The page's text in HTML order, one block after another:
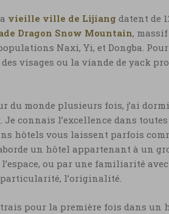
vieille ville de Lijiang datent de
Dragon Snow Mountain,
Naxi, Yi, et Dongba.
visages ou la viande de yack
du monde plusieurs fois, j’ai
connais l’excellence dans
hôtels vous laissent parfois
un hôtel appartenant à un
ou par une familiarité
l’originalité.
pour la première fois dans un